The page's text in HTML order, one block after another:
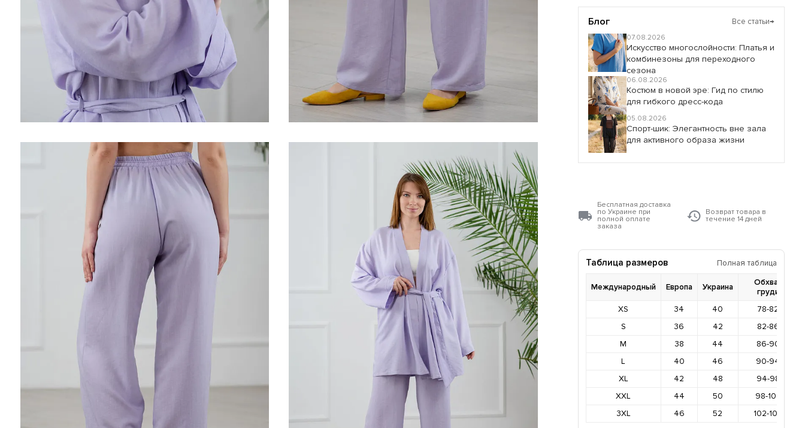
Блог Все статьи→
07.08.2026
Искусство многослойности: Платья и
комбинезоны для переходного
сезона
06.08.2026
Костюм в новой эре: Гид по стилю
для гибкого дресс-кода
05.08.2026
Спорт-шик: Элегантность вне зала
для активного образа жизни
Бесплатная доставка
по Украине при
полной оплате
заказа
Возврат товара в
течение 14 дней
Таблица размеров Полная таблица
Международный Европа Украина
Обхват
груди
XS
34 40
78-82
S
36 42
82-86
M
38 44
86-90
L
40 46
90-94
XL
42 48
94-98
XXL
44 50
98-102
3XL
46 52
102-106